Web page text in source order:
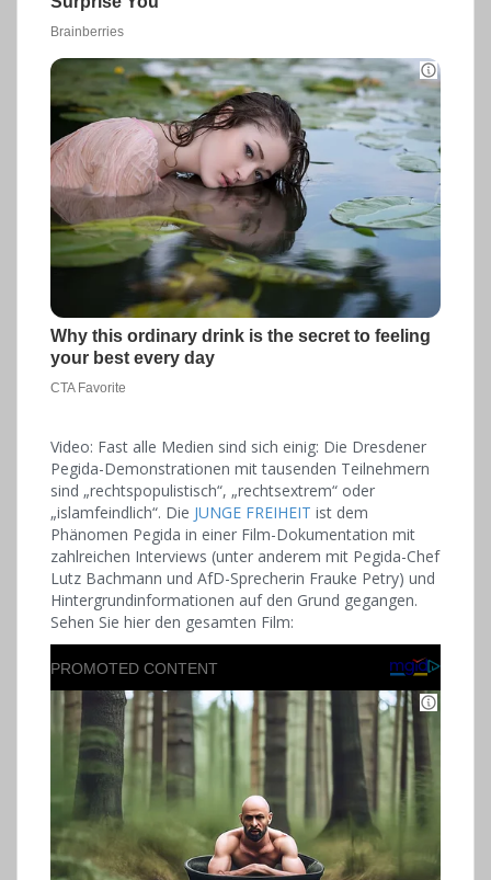
Video: Fast alle Medien sind sich einig: Die Dresdener
Pegida-Demonstrationen mit tausenden Teilnehmern
sind „rechtspopulistisch“, „rechtsextrem“ oder
„islamfeindlich“. Die JUNGE FREIHEIT ist dem
Phänomen Pegida in einer Film-Dokumentation mit
zahlreichen Interviews (unter anderem mit Pegida-Chef
Lutz Bachmann und AfD-Sprecherin Frauke Petry) und
Hintergrundinformationen auf den Grund gegangen.
Sehen Sie hier den gesamten Film: